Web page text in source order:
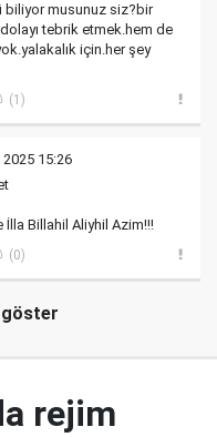
biliyor musunuz siz?bir
tebrik etmek.hem de
için.her şey
(1)
2025 15:26
İlla Billahil Aliyhil Azim!!!
(0)
göster
rejim